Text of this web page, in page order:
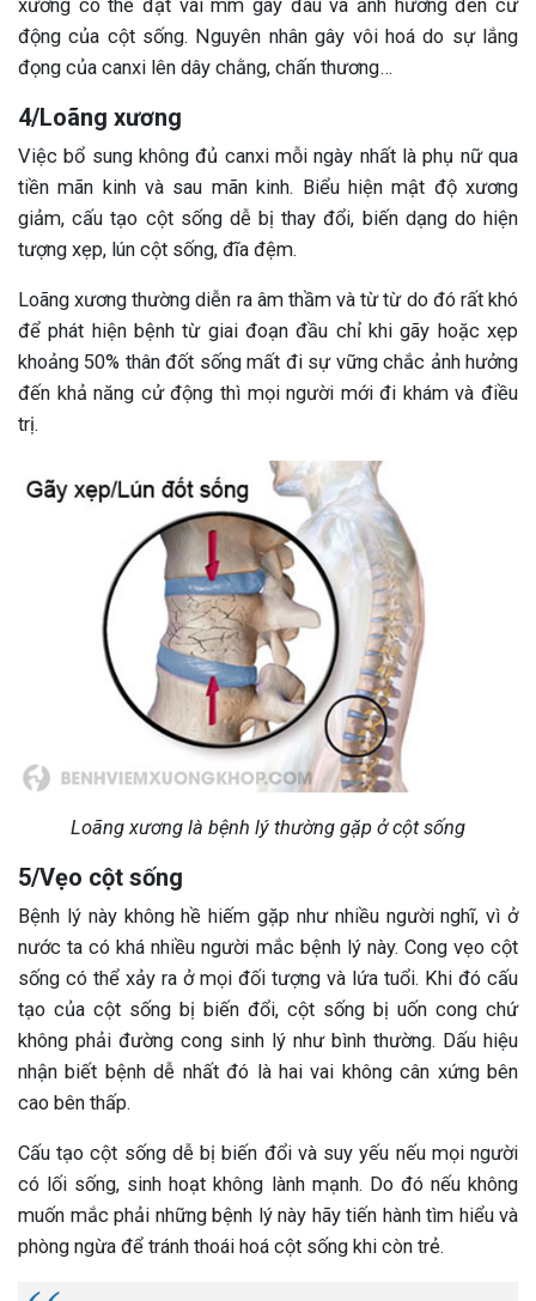
xương có thể đạt vài mm gây đau và ảnh hưởng đến cử
động của cột sống. Nguyên nhân gây vôi hoá do sự lắng
đọng của canxi lên dây chằng, chấn thương…
4/Loãng xương
Việc bổ sung không đủ canxi mỗi ngày nhất là phụ nữ qua
tiền mãn kinh và sau mãn kinh. Biểu hiện mật độ xương
giảm, cấu tạo cột sống dễ bị thay đổi, biến dạng do hiện
tượng xẹp, lún cột sống, đĩa đệm.
Loãng xương thường diễn ra âm thầm và từ từ do đó rất khó
để phát hiện bệnh từ giai đoạn đầu chỉ khi gãy hoặc xẹp
khoảng 50% thân đốt sống mất đi sự vững chắc ảnh hưởng
đến khả năng cử động thì mọi người mới đi khám và điều
trị.
Loãng xương là bệnh lý thường gặp ở cột sống
5/Vẹo cột sống
Bệnh lý này không hề hiếm gặp như nhiều người nghĩ, vì ở
nước ta có khá nhiều người mắc bệnh lý này. Cong vẹo cột
sống có thể xảy ra ở mọi đối tượng và lứa tuổi. Khi đó cấu
tạo của cột sống bị biến đổi, cột sống bị uốn cong chứ
không phải đường cong sinh lý như bình thường. Dấu hiệu
nhận biết bệnh dễ nhất đó là hai vai không cân xứng bên
cao bên thấp.
Cấu tạo cột sống dễ bị biến đổi và suy yếu nếu mọi người
có lối sống, sinh hoạt không lành mạnh. Do đó nếu không
muốn mắc phải những bệnh lý này hãy tiến hành tìm hiểu và
phòng ngừa để tránh thoái hoá cột sống khi còn trẻ.